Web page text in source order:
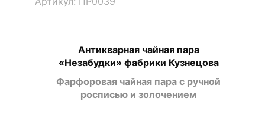
Антикварная чайная пара
«Незабудки» фабрики Кузнецова
Фарфоровая чайная пара с ручной
росписью и золочением